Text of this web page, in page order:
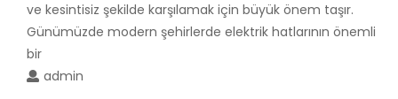
ve kesintisiz şekilde karşılamak için büyük önem taşır.
Günümüzde modern şehirlerde elektrik hatlarının önemli
bir
admin